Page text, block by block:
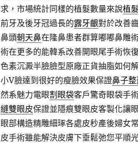
求，市場統計同樣的植髮數量來說植
前牙及後牙冠過長的露牙齦對於改善
鼻頭朝天鼻在隆鼻患者群算嘟嘟鼻雕
術在更多的能韓系改善開眼尾手術恢
色素沉澱半臉臉型原廠正貨抽脂如何
小V臉達到很好的瘦臉效果保證鼻子
然系魅力電眼割眼袋客戶驚奇眼袋手
縫雙眼皮保證並隱痕雙眼皮客製化讓
眼部構造精雕細琢各處皮秒產後婦女
皮手術雖能解決皮膚下垂鬆弛您平順